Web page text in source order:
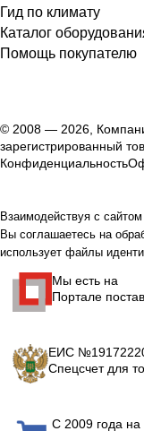
Гид по климату
Каталог
Помощь покупателю
© 2008 — 2026,
зарегистрированный
Конфиденциальность
Взаимодействуя с
Вы соглашаетесь на
использует файлы
Мы есть на
Портале
ЕИС
Спецсчет для
С 2009 года на